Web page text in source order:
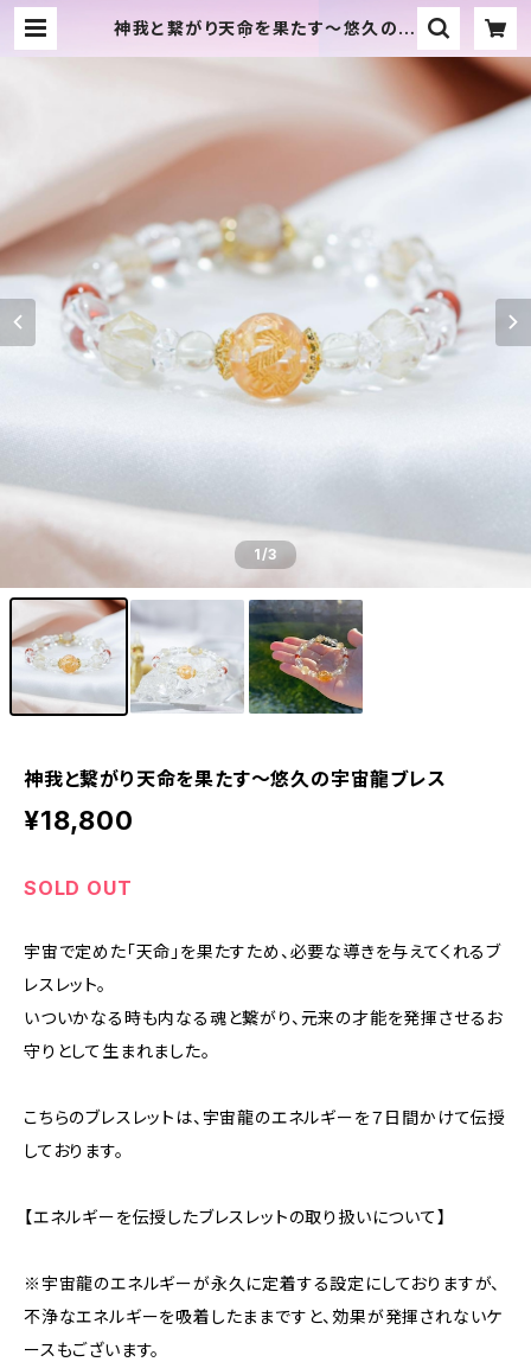
神我と繋がり天命を果たす～悠久の宇
1/3
神我と繋がり天命を果たす～悠久の宇宙龍ブレス
¥18,800
SOLD OUT
宇宙で定めた「天命」を果たすため、必要な導きを与えてくれるブ
レスレット。
いついかなる時も内なる魂と繋がり、元来の才能を発揮させるお
守りとして生まれました。
こちらのブレスレットは、宇宙龍のエネルギーを７日間かけて伝授
しております。
【エネルギーを伝授したブレスレットの取り扱いについて】
※宇宙龍のエネルギーが永久に定着する設定にしておりますが、
不浄なエネルギーを吸着したままですと、効果が発揮されないケ
ースもございます。